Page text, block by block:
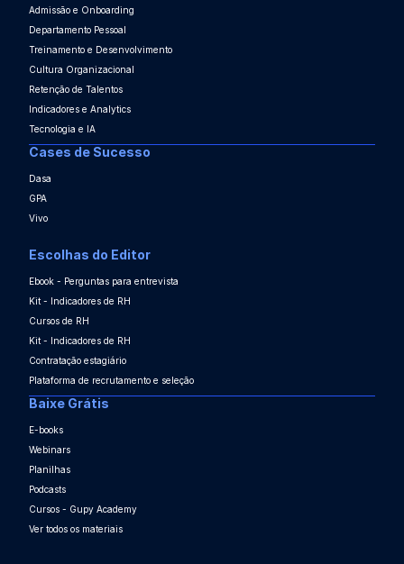
Admissão e Onboarding
Departamento Pessoal
Treinamento e Desenvolvimento
Cultura Organizacional
Retenção de Talentos
Indicadores e Analytics
Tecnologia e IA
Cases de Sucesso
Dasa
GPA
Vivo
Escolhas do Editor
Ebook - Perguntas para entrevista
Kit - Indicadores de RH
Cursos de RH
Kit - Indicadores de RH
Contratação estagiário
Plataforma de recrutamento e seleção
Baixe Grátis
E-books
Webinars
Planilhas
Podcasts
Cursos - Gupy Academy
Ver todos os materiais